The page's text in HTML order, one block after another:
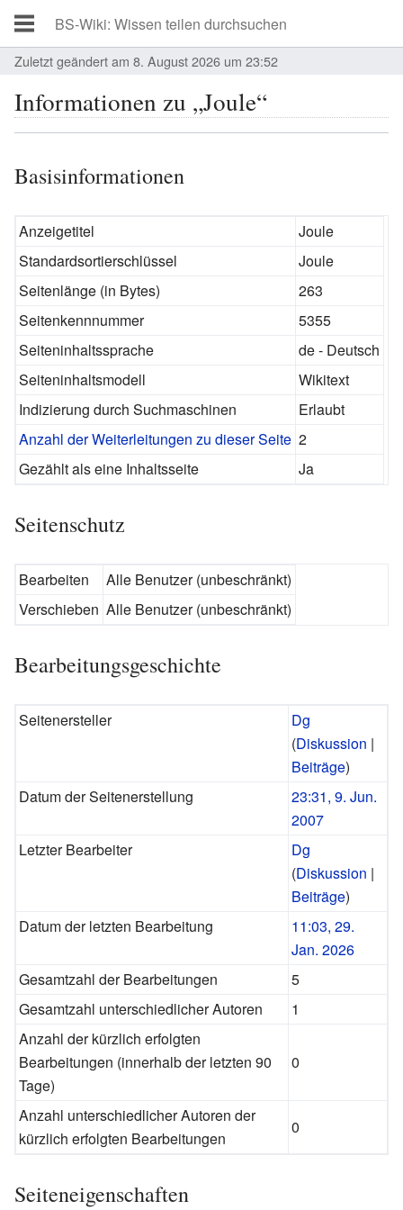
Zuletzt geändert am 8. August 2026 um 23:52
Informationen zu „Joule“
Basisinformationen
Anzeigetitel
Joule
Standardsortierschlüssel
Joule
Seitenlänge (in Bytes)
263
Seitenkennnummer
5355
Seiteninhaltssprache
de - Deutsch
Seiteninhaltsmodell
Wikitext
Indizierung durch Suchmaschinen
Erlaubt
Anzahl der Weiterleitungen zu dieser Seite 2
Gezählt als eine Inhaltsseite
Ja
Seitenschutz
Bearbeiten
Alle Benutzer (unbeschränkt)
Verschieben Alle Benutzer (unbeschränkt)
Bearbeitungsgeschichte
Seitenersteller
Dg
(Diskussion |
Beiträge)
Datum der Seitenerstellung
23:31, 9. Jun.
2007
Letzter Bearbeiter
Dg
(Diskussion |
Beiträge)
Datum der letzten Bearbeitung
11:03, 29.
Jan. 2026
Gesamtzahl der Bearbeitungen
5
Gesamtzahl unterschiedlicher Autoren
1
Anzahl der kürzlich erfolgten
Bearbeitungen (innerhalb der letzten 90
Tage)
0
Anzahl unterschiedlicher Autoren der
kürzlich erfolgten Bearbeitungen
0
Seiteneigenschaften